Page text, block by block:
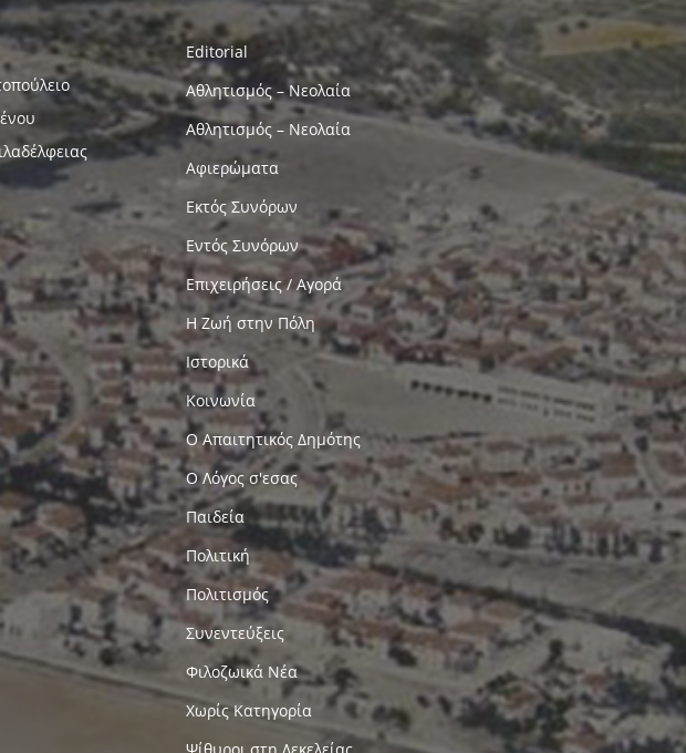
Editorial
Αθλητισμός – Νεολαία
Αθλητισμός – Νεολαία
Αφιερώματα
Εκτός Συνόρων
Εντός Συνόρων
Επιχειρήσεις / Αγορά
Η Ζωή στην Πόλη
Ιστορικά
Κοινωνία
Ο Απαιτητικός Δημότης
Ο Λόγος σ'εσας
Παιδεία
Πολιτική
Πολιτισμός
Συνεντεύξεις
Φιλοζωικά Νέα
Χωρίς Κατηγορία